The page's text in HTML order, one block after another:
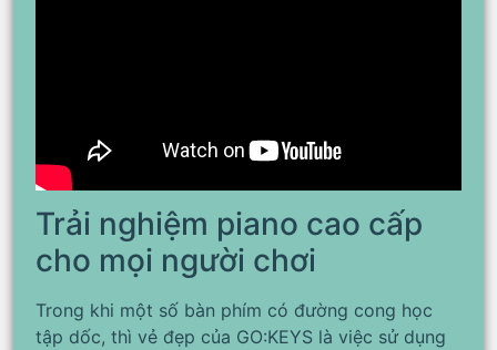
Trải nghiệm piano cao cấp
cho mọi người chơi
Trong khi một số bàn phím có đường cong học
tập dốc, thì vẻ đẹp của GO:KEYS là việc sử dụng